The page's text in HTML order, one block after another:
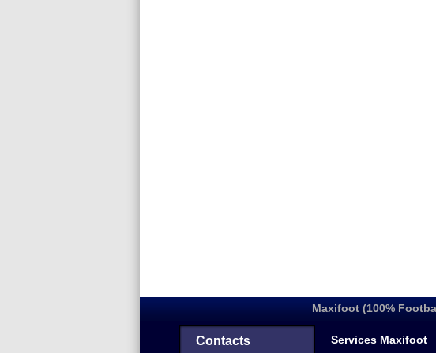
Maxifoot (100%
Contacts Services Maxifoot